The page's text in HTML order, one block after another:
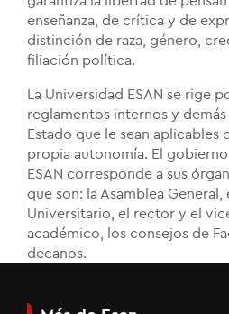
enseñanza, de crítica y de
distinción de raza, género,
filiación política.
La Universidad ESAN se rige
reglamentos internos y demás
Estado que le sean aplicables
propia autonomía. El
ESAN corresponde a sus
que son: la Asamblea General,
Universitario, el rector y el
académico, los consejos de
decanos.